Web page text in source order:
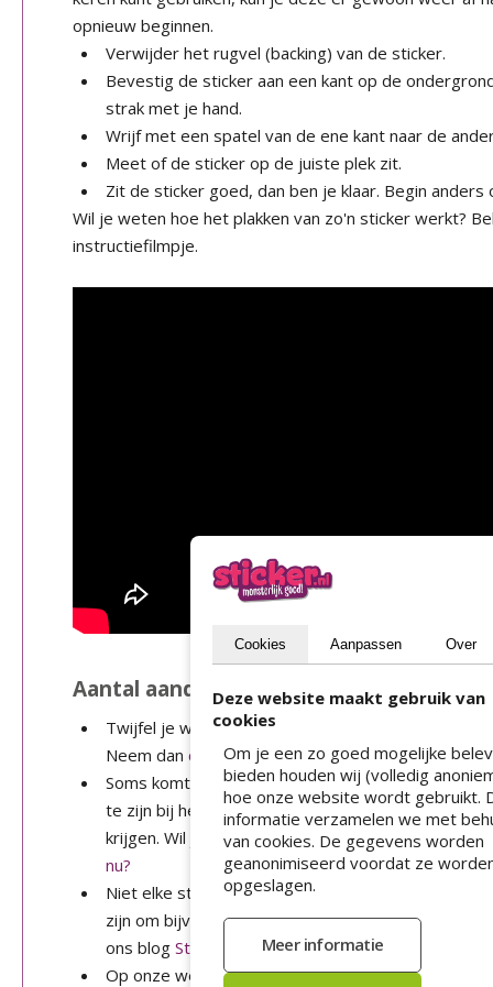
opnieuw beginnen.
Verwijder het rugvel (backing) van de sticker.
Bevestig de sticker aan een kant op de
strak met je hand.
Wrijf met een spatel van de ene kant naar de
Meet of de sticker op de juiste plek zit.
Zit de sticker goed, dan ben je klaar. Begin anders
Wil je weten hoe het plakken van zo'n sticker werkt?
instructiefilmpje.
Aantal aandachtspunten
Twijfel je welke methode je moet gebruiken voor
Neem dan contactmet ons op.
Soms komt het voor dat je sticker iets gekreukt
te zijn bij het plakken. Door de lijmlaag kun je de
krijgen. Wil je weten hoe? Lees ons blogHelp mijn
nu?
Niet elke sticker plakt even goed op elke
zijn om bijvoorbeeld een sticker te bestellen met
ons blog Stickers voor lastige ondergronden
Op onze website hebben we ook nog een
Cookies Aanpassen Over
Deze website maakt gebruik van
cookies
Om je een zo goed mogelijke
bieden houden wij (volledig
hoe onze website wordt gebruikt.
informatie verzamelen we met
van cookies. De gegevens worden
geanonimiseerd voordat ze
opgeslagen.